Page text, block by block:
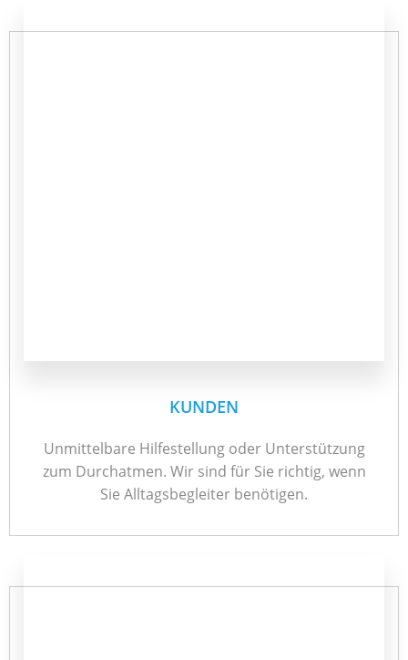
KUNDEN
Unmittelbare Hilfestellung oder Unterstützung
zum Durchatmen. Wir sind für Sie richtig, wenn
Sie Alltagsbegleiter benötigen.